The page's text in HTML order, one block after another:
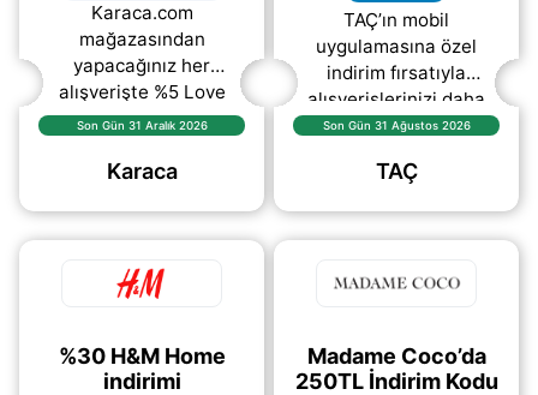
Karaca.com
mağazasından
yapacağınız her
alışverişte %5 Love
Puan fırsatı sizleri
Son Gün 31 Aralık 2026
Karaca
TAÇ’ın mobil
uygulamasına özel
indirim fırsatıyla
alışverişlerinizi daha
avantajlı hale getirin!
geçerli indirim
Son Gün 31 Ağustos 2026
TAÇ
%30 H&M Home
indirimi
Madame Coco’da
250TL İndirim Kodu